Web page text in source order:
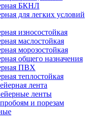
БКНЛ
для легких условий
износостойкая
маслостойкая
морозостойкая
общего назначения
ПВХ
теплостойкая
лента
ленты
и порезам